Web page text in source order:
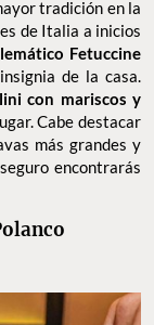
tradición en la
de Italia a inicios
Fetuccine
de la casa.
con mariscos y
Cabe destacar
más grandes y
encontrarás